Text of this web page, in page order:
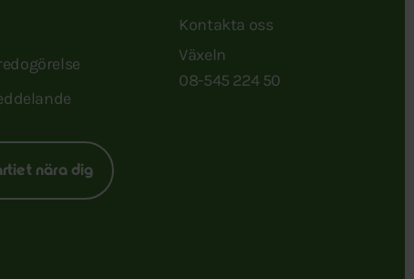
nära dig
Kontakta oss
Växeln
08-545 224 50